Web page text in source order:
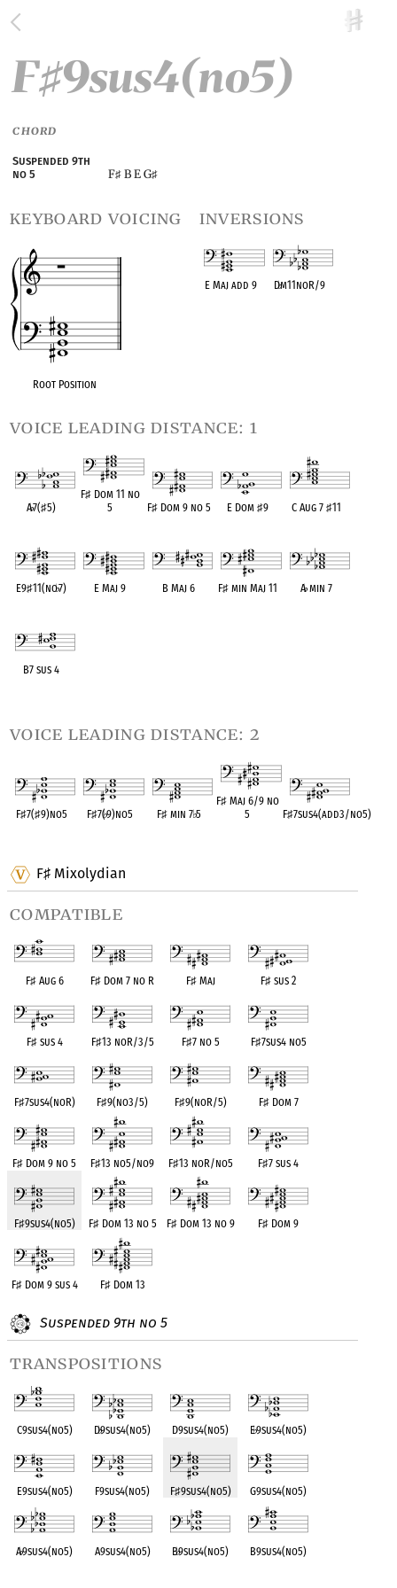
F♯ Mixolydian
compatible
F♯Aug 6 F♯ Dom 7 no R F♯Maj F♯ sus 2
F♯sus 4 F♯13 noR/3/5 F♯7 no 5 F♯7sus4 no5
F♯7sus4(noR) F♯9(no3/5) F♯9(noR/5) F♯Dom 7
F♯ Dom 9 no 5 F♯13 no5/no9 F♯13 noR/no5 F♯7 sus 4
F♯9sus4(no5) F♯Dom 13 no 5 F♯Dom 13 no 9 F♯ Dom 9
F♯Dom 9 sus 4 F♯Dom 13
Suspended 9th no 5
transpositions
C9sus4(no5) D♭9sus4(no5) D9sus4(no5) E♭9sus4(no5)
E9sus4(no5) F9sus4(no5) F♯9sus4(no5) G9sus4(no5)
A♭9sus4(no5) A9sus4(no5) B♭9sus4(no5) B9sus4(no5)
F♯9sus4(no5)
CHORD
Suspended 9th
no 5
F♯ B E G♯
keyboard voicing
Root Position
inversions
E Maj add 9 D♭m11noR/9
voice leading distance: 1
A♭7(♯5)
F♯Dom 11 no
5
F♯Dom 9 no 5 E Dom ♯9 C Aug 7 ♯11
E9♯11(no♭7) E Maj 9 B Maj 6 F♯min Maj 11 A♭min 7
B7 sus 4
voice leading distance: 2
F♯7(♯9)no5 F♯7(♭9)no5 F♯min 7♭5
F♯Maj 6/9 no
5
F♯7sus4(add3/no5)